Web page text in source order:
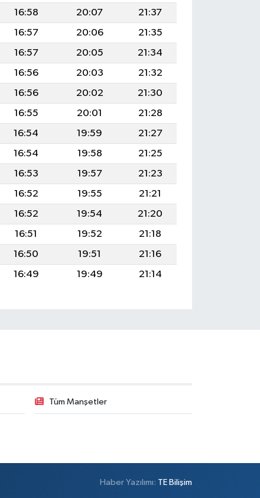
16:58 20:07
21:37
16:57 20:06
21:35
16:57 20:05
21:34
16:56 20:03
21:32
16:56 20:02
21:30
16:55 20:01
21:28
16:54 19:59
21:27
16:54 19:58
21:25
16:53 19:57
21:23
16:52 19:55
21:21
16:52 19:54
21:20
16:51 19:52
21:18
16:50 19:51
21:16
16:49 19:49 21:14
Tüm Manşetler
Haber Yazılımı: TE Bilişim